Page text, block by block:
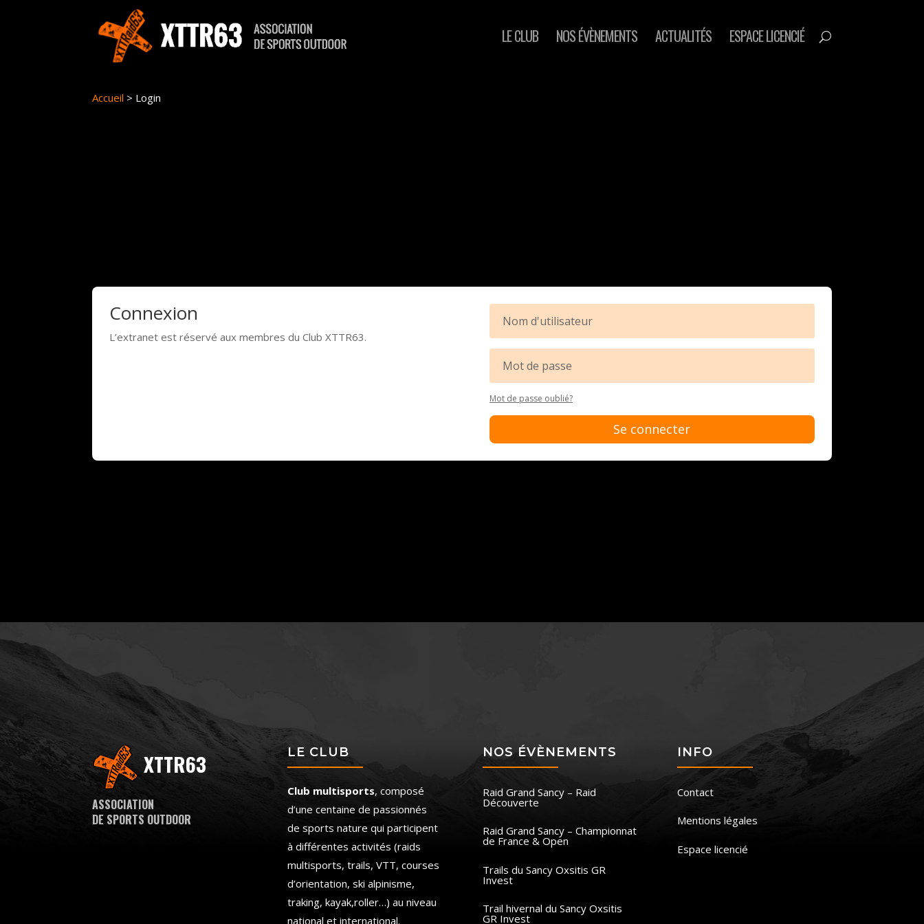
LE CLUB NOS ÉVÈNEMENTS ACTUALITÉS ESPACE LICENCIÉ
Accueil > Login
Connexion
L’extranet est réservé aux membres du Club XTTR63.
Mot de passe oublié?
Se connecter
XTTR63
ASSOCIATION
DE SPORTS OUTDOOR
LE CLUB
Club multisports, composé
d’une centaine de passionnés
de sports nature qui participent
à différentes activités (raids
multisports, trails, VTT, courses
d’orientation, ski alpinisme,
traking, kayak,roller…) au niveau
national et international.
NOS ÉVÈNEMENTS
Raid Grand Sancy – Raid
Découverte
Raid Grand Sancy – Championnat
de France & Open
Trails du Sancy Oxsitis GR
Invest
Trail hivernal du Sancy Oxsitis
GR Invest
INFO
Contact
Mentions légales
Espace licencié
Panneau de gestion des cookies